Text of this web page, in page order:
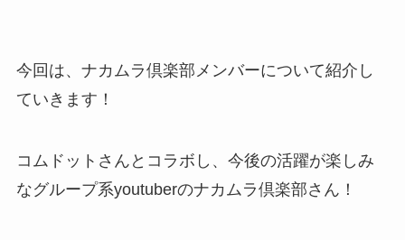
今回は、ナカムラ倶楽部メンバーについて紹介し
ていきます！
コムドットさんとコラボし、今後の活躍が楽しみ
なグループ系youtuberのナカムラ倶楽部さん！